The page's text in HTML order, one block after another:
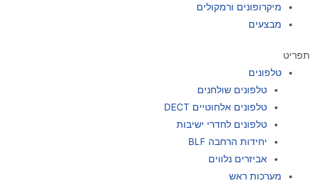
מיקרופונים ורמקולים
מבצעים
תפריט
טלפונים
טלפונים שולחנים
טלפונים אלחוטיים DECT
טלפונים לחדרי ישיבות
יחידות הרחבה BLF
אביזרים נלווים
מערכות ראש